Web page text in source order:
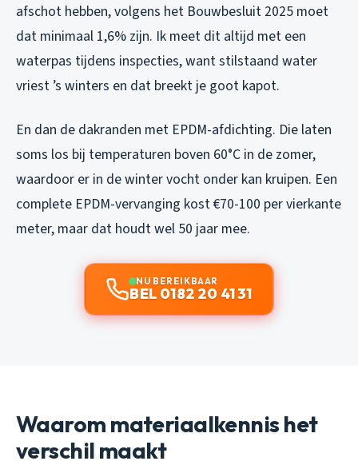
afschot hebben, volgens het Bouwbesluit 2025 moet
dat minimaal 1,6% zijn. Ik meet dit altijd met een
waterpas tijdens inspecties, want stilstaand water
vriest ’s winters en dat breekt je goot kapot.
En dan de dakranden met EPDM-afdichting. Die laten
soms los bij temperaturen boven 60°C in de zomer,
waardoor er in de winter vocht onder kan kruipen. Een
complete EPDM-vervanging kost €70-100 per vierkante
meter, maar dat houdt wel 50 jaar mee.
NU BEREIKBAAR
BEL 0182 20 41 31
Waarom materiaalkennis het
verschil maakt